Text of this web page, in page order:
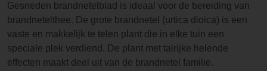
Gesneden brandnetelblad is ideaal voor de bereiding van
brandnetelthee. De grote brandnetel (urtica dioica) is een
vaste en makkelijk te telen plant die in elke tuin een
speciale plek verdiend. De plant met talrijke helende
effecten maakt deel uit van de brandnetel familie.